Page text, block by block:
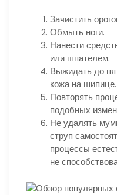
Зачистить
Обмыть ноги.
Нанести
или шпателем.
Выжидать до
кожа на шипице.
Повторять
подобных
Не удалять
струп
процессы
не